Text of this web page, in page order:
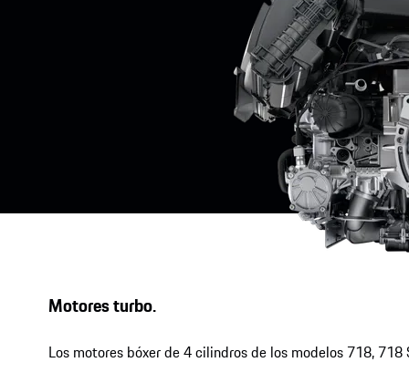
Motores turbo.
Los motores bóxer de 4 cilindros de los modelos 718,